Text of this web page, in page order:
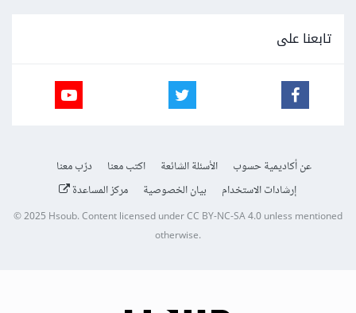
تابعنا على
عن أكاديمية حسوب الأسئلة الشائعة اكتب معنا
درّب معنا
إرشادات الاستخدام
بيان الخصوصية مركز المساعدة
© 2025Hsoub.Content licensed underCC BY-NC-SA 4.0unless mentioned
otherwise.